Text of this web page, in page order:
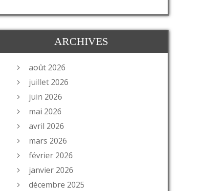
ARCHIVES
août 2026
juillet 2026
juin 2026
mai 2026
avril 2026
mars 2026
février 2026
janvier 2026
décembre 2025